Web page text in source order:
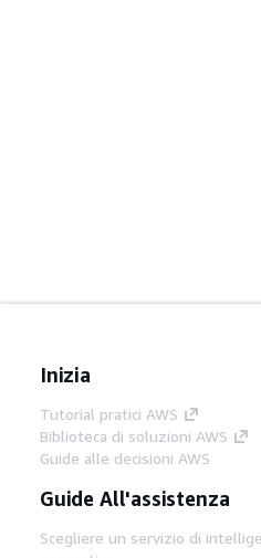
Inizia
Tutorial pratici AWS
Biblioteca di soluzioni AWS
Guide alle decisioni AWS
Guide All'assistenza
Scegliere un servizio di